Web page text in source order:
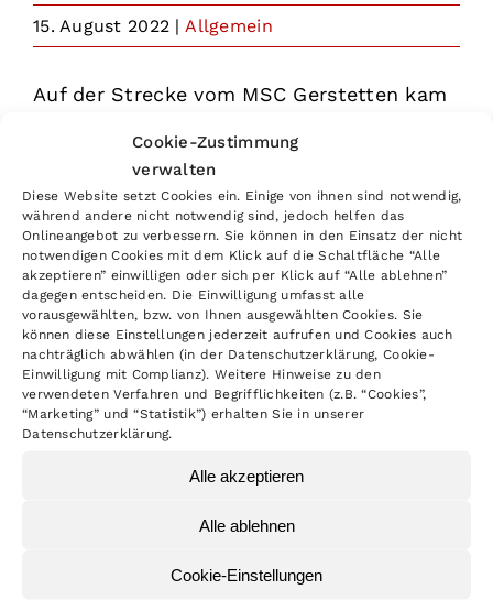
Cookie-Zustimmung
verwalten
Diese Website setzt Cookies ein. Einige von ihnen sind notwendig,
während andere nicht notwendig sind, jedoch helfen das
Onlineangebot zu verbessern. Sie können in den Einsatz der nicht
notwendigen Cookies mit dem Klick auf die Schaltfläche “Alle
akzeptieren” einwilligen oder sich per Klick auf “Alle ablehnen”
dagegen entscheiden. Die Einwilligung umfasst alle
vorausgewählten, bzw. von Ihnen ausgewählten Cookies. Sie
können diese Einstellungen jederzeit aufrufen und Cookies auch
nachträglich abwählen (in der Datenschutzerklärung, Cookie-
Einwilligung mit Complianz). Weitere Hinweise zu den
verwendeten Verfahren und Begrifflichkeiten (z.B. “Cookies”,
“Marketing” und “Statistik”) erhalten Sie in unserer
Datenschutzerklärung.
Alle akzeptieren
Alle ablehnen
Cookie-Einstellungen
15. August 2022 | Allgemein
Auf der Strecke vom MSC Gerstetten kam
zurecht. Durch das trockene Wetter war
die Strecke sehr staubig. In der 85ccm
Klasse starteten 31 Fahrer. Im Zeittraining
hatte Mailo die zweitschnellste Zeit. Im
ersten Lauf kam er schnell aus dem
Startgatter und konnte sich vom vierten
Platz noch auf den dritten Platz
vorkämpfen. Der Druck von hinten war
sehr groß, doch Mailo fuhr schnell und
Im zweiten Lauf hatte Mailo wieder einen
guten Start. Er kam als Dritter aus der
letzten Runde das Vorderrad weg und er